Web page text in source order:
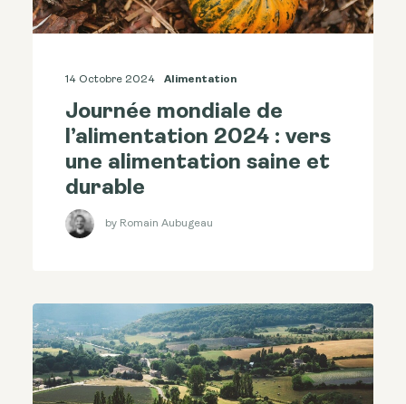
14 Octobre 2024 Alimentation
Journée mondiale de
l’alimentation 2024 : vers
une alimentation saine et
durable
by Romain Aubugeau